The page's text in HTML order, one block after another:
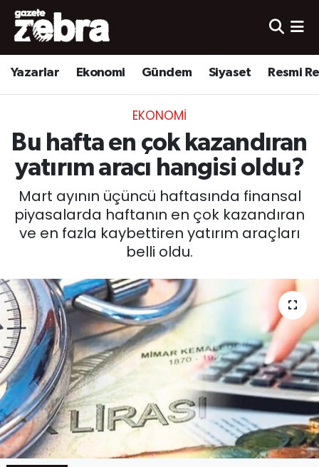
Yazarlar Ekonomi Gündem Siyaset Resmi
EKONOMI
Bu hafta en çok kazandıran
yatırım aracı hangisi oldu?
Mart ayının üçüncü haftasında finansal
piyasalarda haftanın en çok kazandıran
ve en fazla kaybettiren yatırım araçları
belli oldu.
Yazarlar
Ekonomi
Yerel
Spor
Nöbetçi Eczaneler
Hava Durumu
Süper Lig Puan Durumu ve Fikstür
Tüm Manşetler
Son Dakika Haberleri